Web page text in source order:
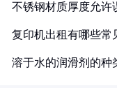
不锈钢材质厚度允许
复印机出租有哪些常
溶于水的润滑剂的种